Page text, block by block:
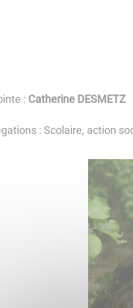
: Catherine DESMETZ
: Scolaire, action